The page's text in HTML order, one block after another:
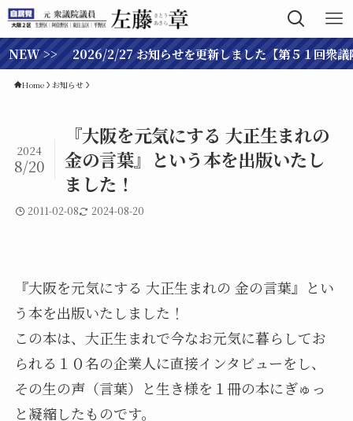
>> 2026/2/27 お知らせを更新しました【第５１回衆議院総
Home お知らせ
『大阪を元気にする 大正生まれの
金の言葉』という本を出版いたし
ました！
2024
8/20
2011-02-08 2024-08-20
『大阪を元気にする 大正生まれの 金の言葉』とい
う本を出版いたしました！
この本は、大正生まれで今なお元気に暮らしてお
られる１０名の企業人に直接インタビューをし、
その生の声（言葉）と生き様を１冊の本にぎゅっ
と凝縮したものです。